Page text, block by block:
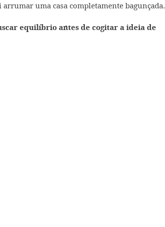
uma casa completamente bagunçada.
equilíbrio antes de cogitar a ideia de